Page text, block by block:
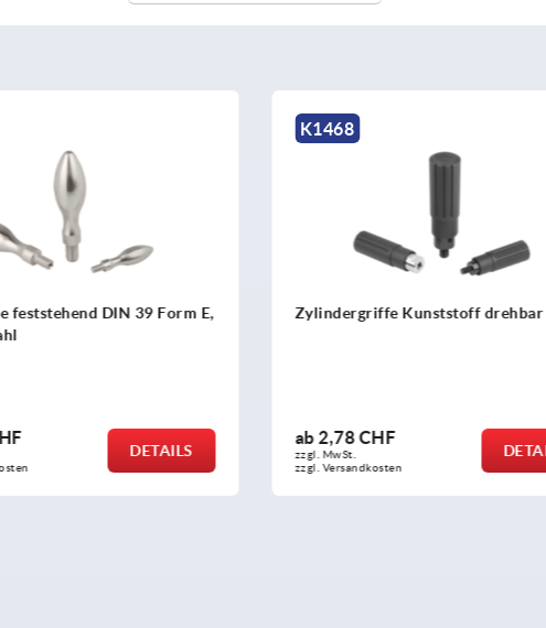
Kunststoff drehbar
DETAILS
K0726
Kugelgriffe drehbar
ab 7,05 CHF
zzgl. MwSt.
zzgl. Versandkosten